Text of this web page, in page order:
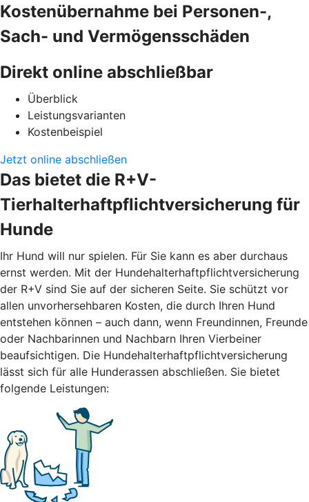
Kostenübernahme bei Personen-,
Sach- und Vermögensschäden
Direkt online abschließbar
Überblick
Leistungsvarianten
Kostenbeispiel
Jetzt online abschließen
Das bietet die R+V-
Tierhalterhaftpflichtversicherung für
Hunde
Ihr Hund will nur spielen. Für Sie kann es aber durchaus
ernst werden. Mit der Hundehalterhaftpflichtversicherung
der R+V sind Sie auf der sicheren Seite. Sie schützt vor
allen unvorhersehbaren Kosten, die durch Ihren Hund
entstehen können – auch dann, wenn Freundinnen, Freunde
oder Nachbarinnen und Nachbarn Ihren Vierbeiner
beaufsichtigen. Die Hundehalterhaftpflichtversicherung
lässt sich für alle Hunderassen abschließen. Sie bietet
folgende Leistungen: